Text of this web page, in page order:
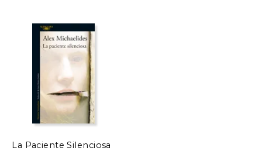
$ 28.99
$ 24.64
15%
dcto.
La Paciente Silenciosa